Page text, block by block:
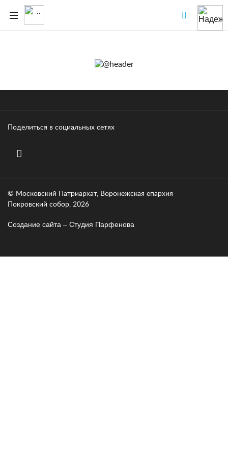
Поделиться в социальных сетях
© Московский Патриархат, Воронежcкая епархия
Покровский собор, 2026
Создание сайта – Cтудия Парфенова